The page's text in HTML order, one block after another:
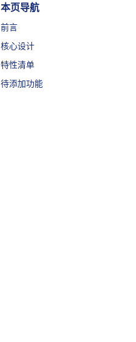
本页导航
前言
核心设计
特性清单
待添加功能